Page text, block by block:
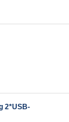
2*USB-